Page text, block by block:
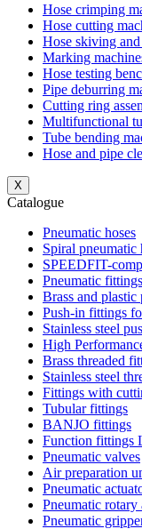
Hose crimping
Hose cutting
Hose skiving
Marking
Hose testing
Pipe deburring
Cutting ring
Multifunctional
Tube bending
Hose and pipe
X
Catalogue
Pneumatic hoses
Spiral pneumatic
SPEEDFIT-
Pneumatic fittings
Brass and
Push-in fittings
Stainless steel
High
Brass threaded
Stainless steel
Fittings with
Tubular fittings
BANJO fittings
Function
Pneumatic valves
Air preparation
Pneumatic
Pneumatic rotary
Pneumatic